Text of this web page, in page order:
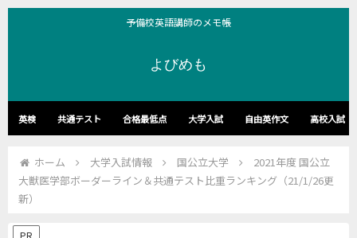
予備校英語講師のメモ帳
よびめも
英検 共通テスト 合格最低点 大学入試 自由英作文 高校入試
ホーム 大学入試情報 国公立大学
2021年度 国公立
大獣医学部ボーダーライン＆共通テスト比重ランキング（21/1/26更
新）